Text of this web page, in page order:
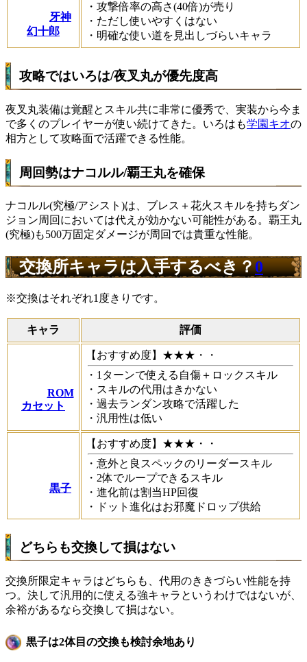
牙神
幻十郎
・攻撃倍率の高さ(40倍)が売り
・ただし使いやすくはない
・明確な使い道を見出しづらいキャラ
攻略ではいろは/夜叉丸が優先度高
夜叉丸装備は覚醒とスキル共に非常に優秀で、実装から今ま
で多くのプレイヤーが使い続けてきた。いろはも学園キオの
相方として攻略面で活躍できる性能。
周回勢はナコルル/覇王丸を確保
ナコルル(究極/アシスト)は、ブレス＋花火スキルを持ちダン
ジョン周回においては代えが効かない可能性がある。覇王丸
(究極)も500万固定ダメージが周回では貴重な性能。
交換所キャラは入手するべき？0
※交換はそれぞれ1度きりです。
キャラ 評価
ROM
カセット
【おすすめ度】★★★・・
・1ターンで使える自傷＋ロックスキル
・スキルの代用はきかない
・過去ランダン攻略で活躍した
・汎用性は低い
黒子
【おすすめ度】★★★・・
・意外と良スペックのリーダースキル
・2体でループできるスキル
・進化前は割当HP回復
・ドット進化はお邪魔ドロップ供給
どちらも交換して損はない
交換所限定キャラはどちらも、代用のききづらい性能を持
つ。決して汎用的に使える強キャラというわけではないが、
余裕があるなら交換して損はない。
黒子は2体目の交換も検討余地あり